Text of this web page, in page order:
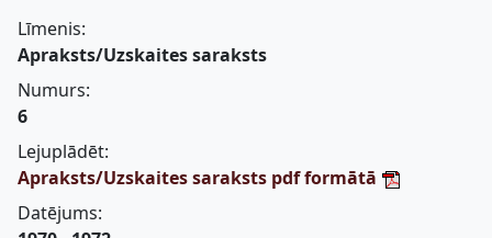
Līmenis:
Apraksts/Uzskaites saraksts
Numurs:
6
Lejuplādēt:
Apraksts/Uzskaites saraksts pdf formātā
Datējums: